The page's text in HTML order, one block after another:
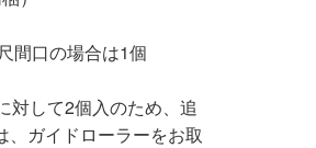
間口の場合は1個
対して2個入のため、追
ガイドローラーをお取